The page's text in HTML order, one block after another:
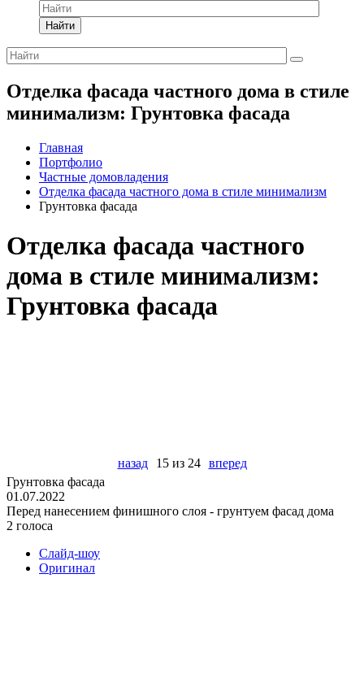
Найти
Отделка фасада частного дома в стиле
минимализм: Грунтовка фасада
Главная
Портфолио
Частные домовладения
Отделка фасада частного дома в стиле минимализм
Грунтовка фасада
Отделка фасада частного
дома в стиле минимализм:
Грунтовка фасада
назад 15 из 24
вперед
Грунтовка фасада
01.07.2022
Перед нанесением финишного слоя - грунтуем фасад дома
2 голоса
Слайд-шоу
Оригинал